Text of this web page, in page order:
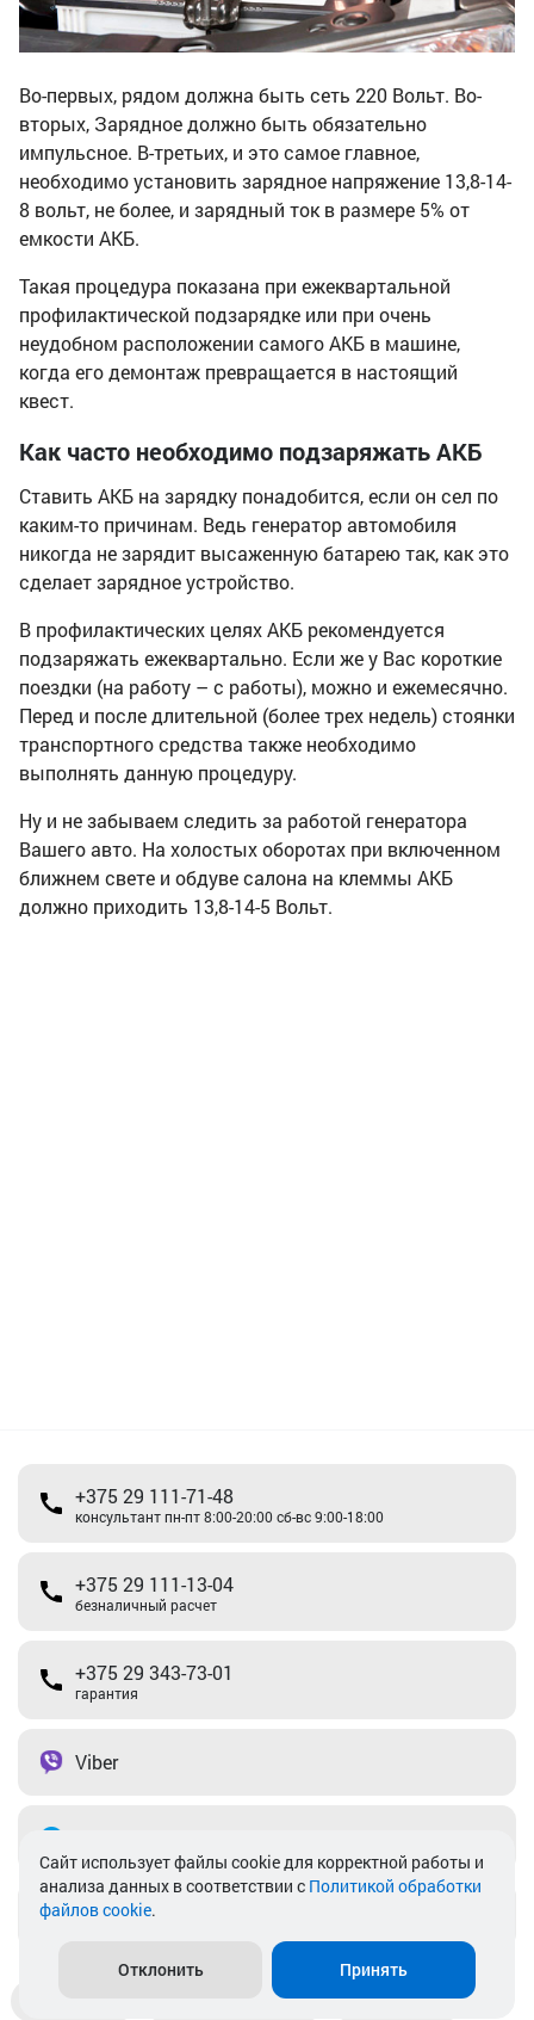
Во-первых, рядом должна быть сеть 220 Вольт. Во-
вторых, Зарядное должно быть обязательно
импульсное. В-третьих, и это самое главное,
необходимо установить зарядное напряжение 13,8-14-
8 вольт, не более, и зарядный ток в размере 5% от
емкости АКБ.
Такая процедура показана при ежеквартальной
профилактической подзарядке или при очень
неудобном расположении самого АКБ в машине,
когда его демонтаж превращается в настоящий
квест.
Как часто необходимо подзаряжать АКБ
Ставить АКБ на зарядку понадобится, если он сел по
каким-то причинам. Ведь генератор автомобиля
никогда не зарядит высаженную батарею так, как это
сделает зарядное устройство.
В профилактических целях АКБ рекомендуется
подзаряжать ежеквартально. Если же у Вас короткие
поездки (на работу – с работы), можно и ежемесячно.
Перед и после длительной (более трех недель) стоянки
транспортного средства также необходимо
выполнять данную процедуру.
Ну и не забываем следить за работой генератора
Вашего авто. На холостых оборотах при включенном
ближнем свете и обдуве салона на клеммы АКБ
должно приходить 13,8-14-5 Вольт.
+375 29 111-71-48
консультант пн-пт 8:00-20:00 сб-вс 9:00-18:00
+375 29 111-13-04
безналичный расчет
+375 29 343-73-01
гарантия
Viber
info@akkamulik.by
Пункты выдачи Магазины
Cайт использует файлы cookie для корректной работы и
анализа данных в соответствии с Политикой обработки
файлов cookie.
Отклонить Принять